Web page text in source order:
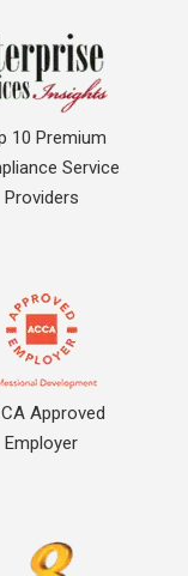
10 Premium
Service
Providers
Approved
Employer